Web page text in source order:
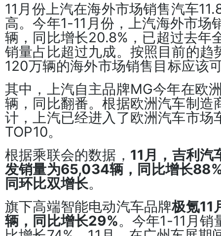
11月份上汽在海外市场销售汽车
高。今年1-11月份，上汽海外市场
辆，同比增长20.8%，已超过去年
销量占比超过九成。按照目前的趋
120万辆的海外市场销售目标应该
其中，上汽自主品牌MG今年在欧
辆，同比翻番。根据欧洲汽车制造
计，上汽已经进入了欧洲汽车市场
TOP10。
根据乘联会的数据， 11月，吉利汽
发销量为65,034辆，同比增长
同环比双增长。
旗下高端智能电动汽车品牌极氪11
辆，同比增长29%。今年1-11月